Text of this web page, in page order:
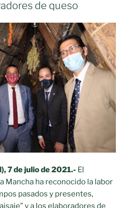
de queso
7 de julio de 2021.- El
Mancha ha reconocido la labor
pasados y presentes,
y a los elaboradores de